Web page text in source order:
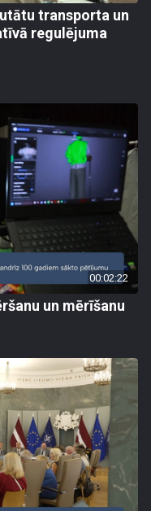
transporta un
regulējuma
00:02:22
un mērīšanu